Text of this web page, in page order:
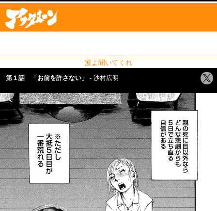
波よ聞いてくれ